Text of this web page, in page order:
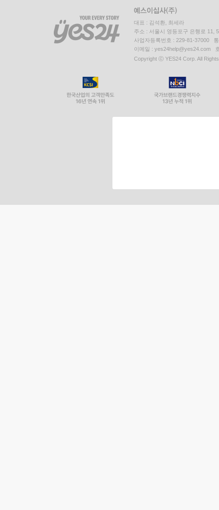
대표 : 김석환, 최세라
주소 : 서울시 영등포구 은행로 11,
사업자등록번호 : 229-81-37000
이메일 : yes24help@yes24.com
Copyright ⓒ YES24 Corp. All